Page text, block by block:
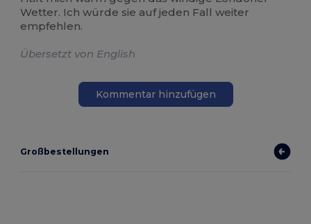
Wetter. Ich würde sie auf jeden Fall weiter
empfehlen.
Übersetzt von English
Kommentar hinzufügen
Großbestellungen